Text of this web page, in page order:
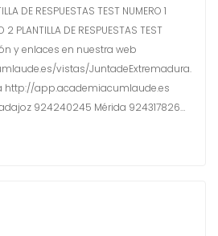
DE RESPUESTAS TEST NUMERO 1
2 PLANTILLA DE RESPUESTAS TEST
y enlaces en nuestra web
vistas/JuntadeExtremadura.
http://app.academiacumlaude.es
924240245 Mérida 924317826…